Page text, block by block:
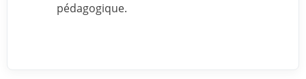
pédagogique.